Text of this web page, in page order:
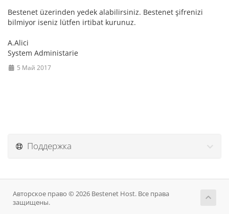
Bestenet üzerinden yedek alabilirsiniz. Bestenet şifrenizi
bilmiyor iseniz lütfen irtibat kurunuz.
A.Alici
System Administarie
5 Май 2017
Поддержка
Авторское право © 2026 Bestenet Host. Все права
защищены.